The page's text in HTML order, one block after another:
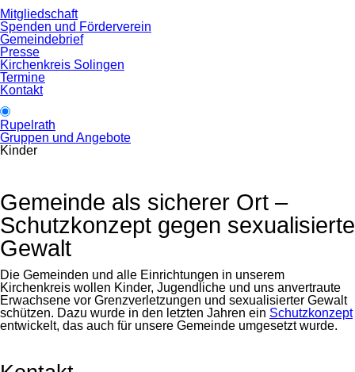
Mitgliedschaft
Spenden und Förderverein
Gemeindebrief
Presse
Kirchenkreis Solingen
Termine
Kontakt
Rupelrath
Gruppen und Angebote
Kinder
Gemeinde als sicherer Ort –
Schutzkonzept gegen sexualisierte
Gewalt
Die Gemeinden und alle Einrichtungen in unserem
Kirchenkreis wollen Kinder, Jugendliche und uns anvertraute
Erwachsene vor Grenzverletzungen und sexualisierter Gewalt
schützen. Dazu wurde in den letzten Jahren ein Schutzkonzept
entwickelt, das auch für unsere Gemeinde umgesetzt wurde.